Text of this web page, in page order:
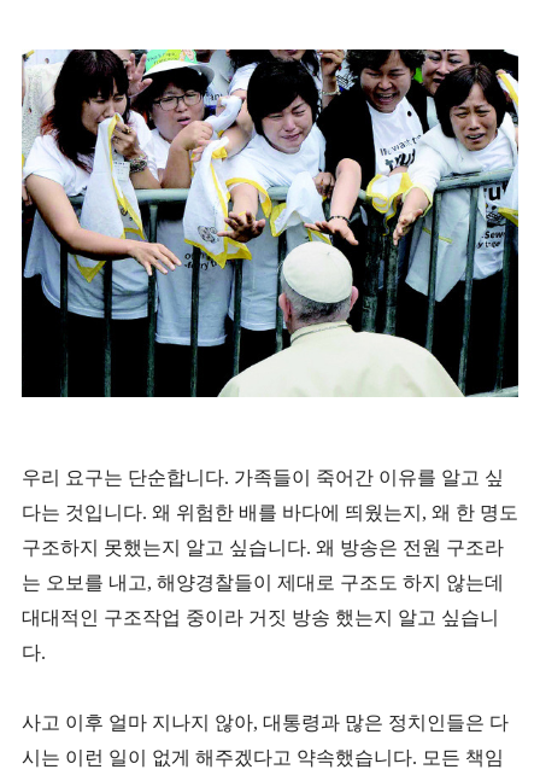
우리 요구는 단순합니다. 가족들이 죽어간 이유를 알고 싶
다는 것입니다. 왜 위험한 배를 바다에 띄웠는지, 왜 한 명도
구조하지 못했는지 알고 싶습니다. 왜 방송은 전원 구조라
는 오보를 내고, 해양경찰들이 제대로 구조도 하지 않는데
대대적인 구조작업 중이라 거짓 방송 했는지 알고 싶습니
다.
사고 이후 얼마 지나지 않아, 대통령과 많은 정치인들은 다
시는 이런 일이 없게 해주겠다고 약속했습니다. 모든 책임